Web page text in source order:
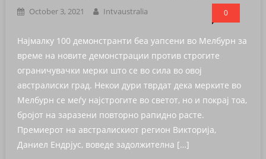
October 3, 2021 Intvaustralia 0
Најмалку 100 демонстранти беа уапсени во Мелбурн за
време на новите демонстрации против строгите
ограничувачки мерки што се во сила во овој
австралиски град. Некои дури тврдат дека мерките во
Мелбурн се меѓу најстрогите во светот, но и покрај тоа,
бројот на заразени повторно рапидно расте.
Премиерот на австралискиот регион Викторија,
Даниел Ендрјус, воведе задолжителна […]